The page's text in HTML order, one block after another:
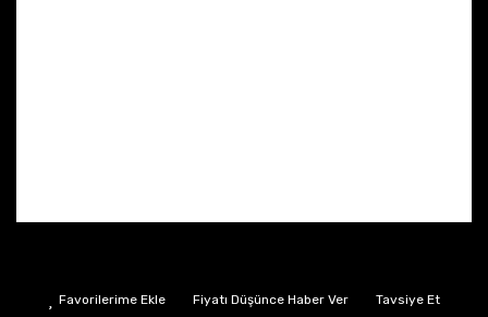
Fiyatı Düşünce Haber Ver Tavsiye Et